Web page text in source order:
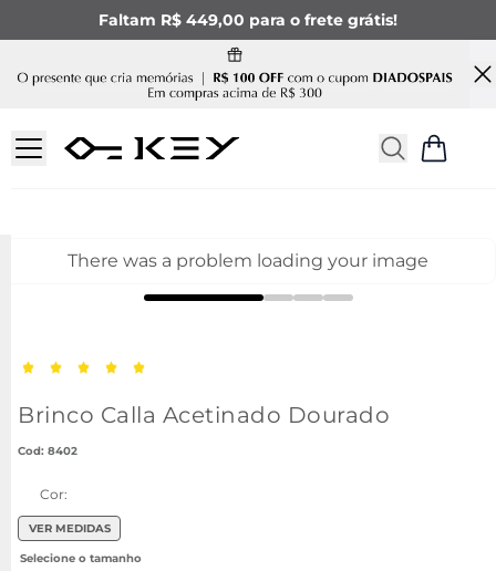
Faltam R$ 449,00 para o frete grátis!
There was a problem loading your image
Brinco Calla Acetinado Dourado
: 8402
Cor:
VER MEDIDAS